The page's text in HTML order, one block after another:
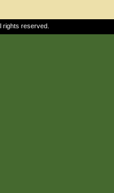
rights reserved.